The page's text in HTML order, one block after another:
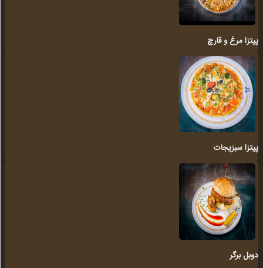
پیتزا مرغ و قارچ
پیتزا سبزیجات
دوبل برگر